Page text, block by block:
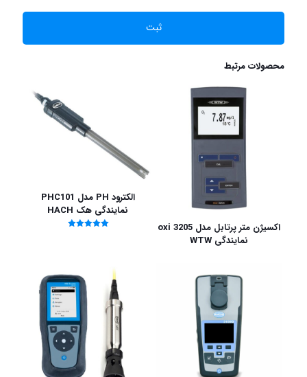
محصولات مرتبط
اکسیژن متر پرتابل مدل 3205 oxi
نمایندگی WTW
الکترود PH مدل PHC101
نمایندگی هک HACH